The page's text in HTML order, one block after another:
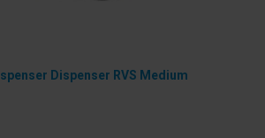
Dispenser RVS Medium